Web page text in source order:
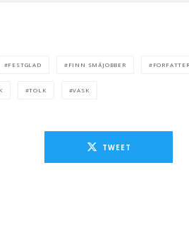
FESTGLAD FINN SMÅJOBBER FORFATTER
TOLK VASK
TWEET